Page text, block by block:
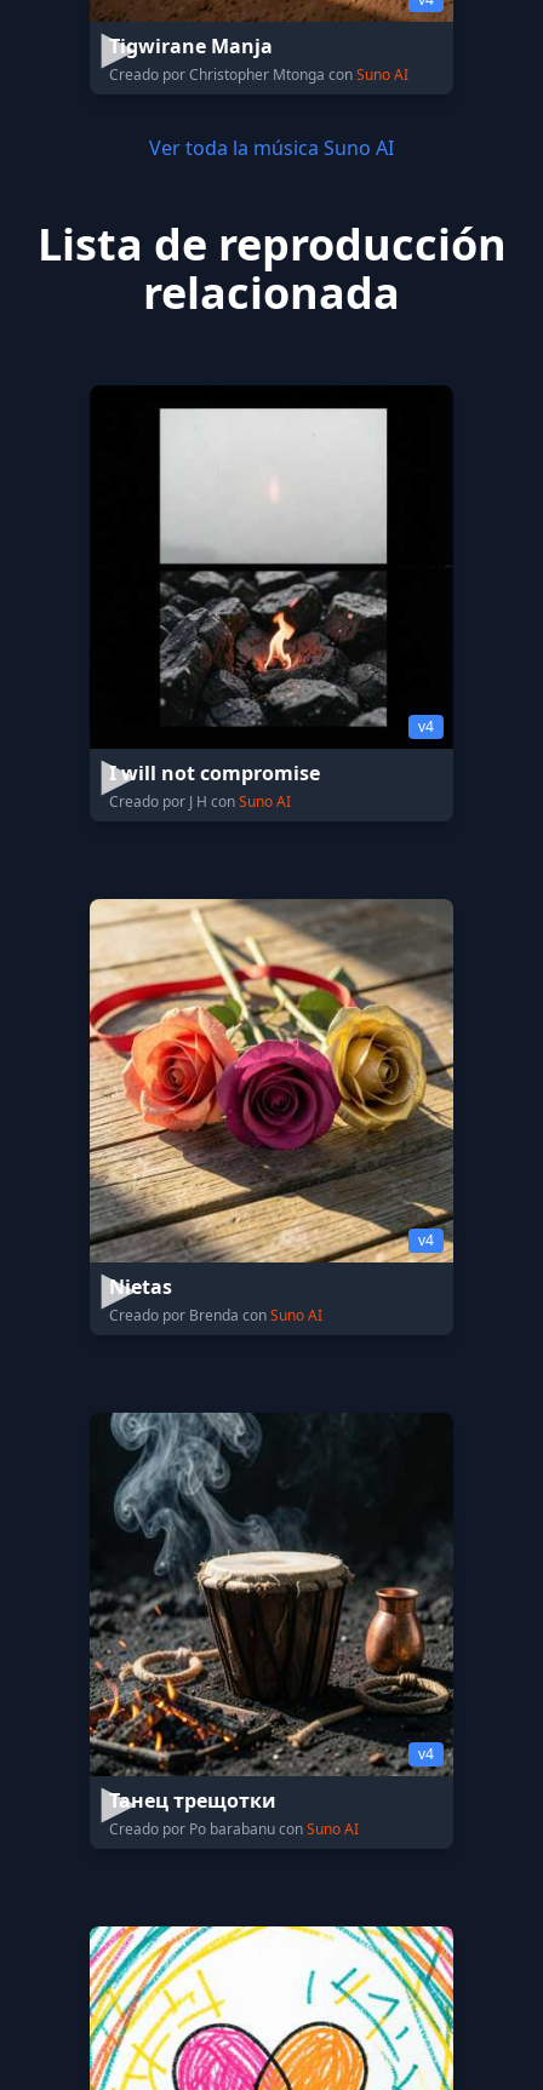
Tigwirane Manja
Creado por Christopher Mtonga conSuno AI
Ver toda la música Suno AI
Lista de reproducción
relacionada
v4
I will not compromise
Creado por J H conSuno AI
v4
Nietas
Creado por Brenda conSuno AI
v4
Танец трещотки
Creado por Po barabanu conSuno AI